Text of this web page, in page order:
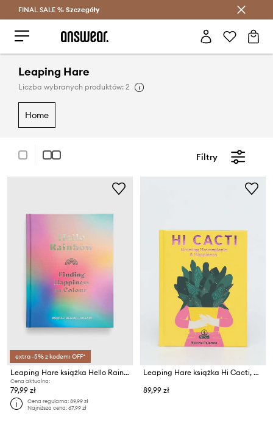
Oszczędzaj z Answear Club >
FINAL SALE % Szczegóły
Leaping Hare
Liczba wybranych produktów: 2
home
Filtry
extra -5% z kodem: OFF*
Leaping Hare książka Hello Rainbow, Momtaz Begum-Hossain
Cena aktualna:
79,99 zł
Cena regularna:89,99 zł
Najniższa cena:67,99 zł
Leaping Hare książka Hi Cacti, Sabina Palermo
89,99 zł